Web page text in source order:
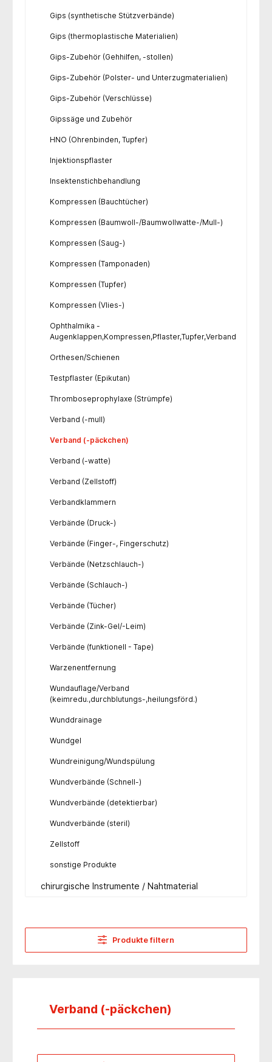
Gips (synthetische Stützverbände)
Gips (thermoplastische Materialien)
Gips-Zubehör (Gehhilfen, -stollen)
Gips-Zubehör (Polster- und Unterzugmaterialien)
Gips-Zubehör (Verschlüsse)
Gipssäge und Zubehör
HNO (Ohrenbinden, Tupfer)
Injektionspflaster
Insektenstichbehandlung
Kompressen (Bauchtücher)
Kompressen (Baumwoll-/Baumwollwatte-/Mull-)
Kompressen (Saug-)
Kompressen (Tamponaden)
Kompressen (Tupfer)
Kompressen (Vlies-)
Ophthalmika -
Augenklappen,Kompressen,Pflaster,Tupfer,Verband
Orthesen/Schienen
Testpflaster (Epikutan)
Thromboseprophylaxe (Strümpfe)
Verband (-mull)
Verband (-päckchen)
Verband (-watte)
Verband (Zellstoff)
Verbandklammern
Verbände (Druck-)
Verbände (Finger-, Fingerschutz)
Verbände (Netzschlauch-)
Verbände (Schlauch-)
Verbände (Tücher)
Verbände (Zink-Gel/-Leim)
Verbände (funktionell - Tape)
Warzenentfernung
Wundauflage/Verband
(keimredu.,durchblutungs-,heilungsförd.)
Wunddrainage
Wundgel
Wundreinigung/Wundspülung
Wundverbände (Schnell-)
Wundverbände (detektierbar)
Wundverbände (steril)
Zellstoff
sonstige Produkte
chirurgische Instrumente / Nahtmaterial
Produkte filtern
Verband (-päckchen)